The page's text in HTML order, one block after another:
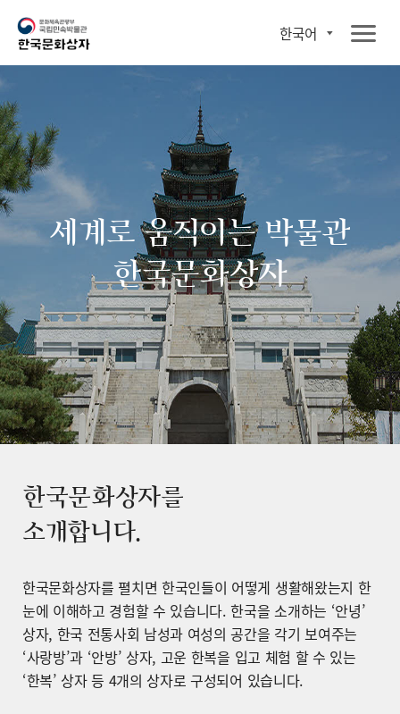
한국어
세계로 움직이는 박물관
한국문화상자
한국문화상자를
소개합니다.
한국문화상자를 펼치면 한국인들이 어떻게 생활해왔는지 한
눈에 이해하고 경험할 수 있습니다. 한국을 소개하는 ‘안녕’
상자, 한국 전통사회 남성과 여성의 공간을 각기 보여주는
‘사랑방’과 ‘안방’ 상자, 고운 한복을 입고 체험 할 수 있는
‘한복’ 상자 등 4개의 상자로 구성되어 있습니다.